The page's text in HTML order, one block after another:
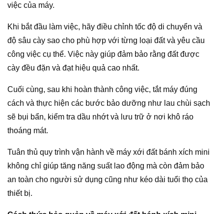
việc của máy.
Khi bắt đầu làm việc, hãy điều chỉnh tốc độ di chuyển và
độ sâu cày sao cho phù hợp với từng loại đất và yêu cầu
công việc cụ thể. Việc này giúp đảm bảo rằng đất được
cày đều đặn và đạt hiệu quả cao nhất.
Cuối cùng, sau khi hoàn thành công việc, tắt máy đúng
cách và thực hiện các bước bảo dưỡng như lau chùi sạch
sẽ bụi bẩn, kiểm tra dầu nhớt và lưu trữ ở nơi khô ráo
thoáng mát.
Tuân thủ quy trình vận hành về máy xới đất bánh xích mini
không chỉ giúp tăng năng suất lao động mà còn đảm bảo
an toàn cho người sử dụng cũng như kéo dài tuổi thọ của
thiết bị.